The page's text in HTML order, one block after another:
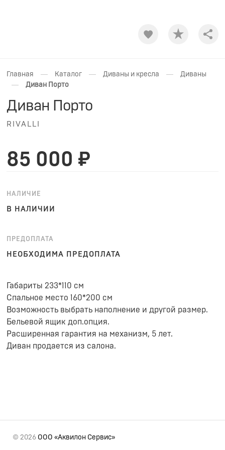
Главная — Каталог — Диваны и кресла — Диваны
— Диван Порто
Диван Порто
RIVALLI
85 000 ₽
НАЛИЧИЕ
В НАЛИЧИИ
ПРЕДОПЛАТА
НЕОБХОДИМА ПРЕДОПЛАТА
Габариты 233*110 см
Спальное место 160*200 см
Возможность выбрать наполнение и другой размер.
Бельевой ящик доп.опция.
Расширенная гарантия на механизм, 5 лет.
Диван продается из салона.
© 2026 ООО «Аквилон Сервис»